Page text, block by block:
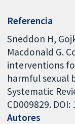
Referencia
Sneddon H,
Macdonald G.
interventions
harmful sexual
Systematic
CD009829.
Autores